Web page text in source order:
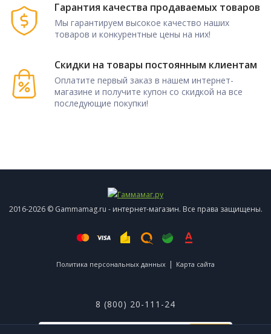
Гарантия качества продаваемых товаров
Мы гарантируем высокое качество наших
товаров и конкурентные цены на них!
Скидки на товары постоянным клиентам
Оплатите первый заказ в нашем интернет-
магазине и получите купон со скидкой на все
последующие покупки!
2016-2026 © Gammamag.ru - интернет-магазин. Все права защищены.
Политика персональных данных | Карта сайта
8 (800) 20-111-24